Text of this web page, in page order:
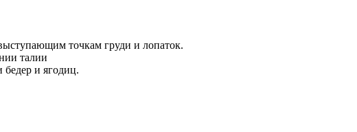
точкам груди и лопаток.
талии
бедер и ягодиц.